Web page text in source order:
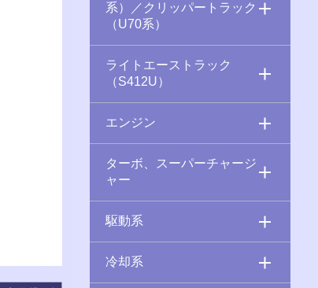
系）／クリッパートラック
（U70系）
ライトエーストラック
（S412U）
エンジン
ターボ、スーパーチャージ
ャー
駆動系
冷却系